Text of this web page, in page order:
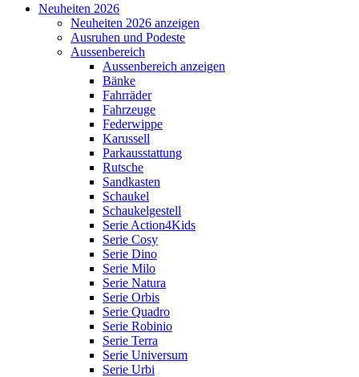
Neuheiten 2026
Neuheiten 2026 anzeigen
Ausruhen und Podeste
Aussenbereich
Aussenbereich anzeigen
Bänke
Fahrräder
Fahrzeuge
Federwippe
Karussell
Parkausstattung
Rutsche
Sandkasten
Schaukel
Schaukelgestell
Serie Action4Kids
Serie Cosy
Serie Dino
Serie Milo
Serie Natura
Serie Orbis
Serie Quadro
Serie Robinio
Serie Terra
Serie Universum
Serie Urbi